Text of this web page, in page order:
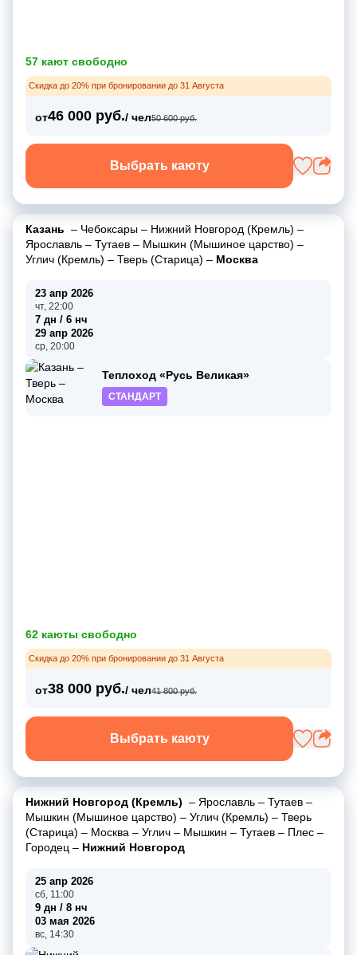
57 кают свободно
Скидка до 20% при бронировании до 31 Августа
от46 000 руб./ чел50 600 руб.
Выбрать каюту
Казань – Чебоксары – Нижний Новгород (Кремль) –
Ярославль – Тутаев – Мышкин (Мышиное царство) –
Углич (Кремль) – Тверь (Старица) – Москва
23 апр 2026
чт, 22:00
7 дн / 6 нч
29 апр 2026
ср, 20:00
Теплоход «Русь Великая»
СТАНДАРТ
62 каюты свободно
Скидка до 20% при бронировании до 31 Августа
от38 000 руб./ чел41 800 руб.
Выбрать каюту
Нижний Новгород (Кремль) – Ярославль – Тутаев –
Мышкин (Мышиное царство) – Углич (Кремль) – Тверь
(Старица) – Москва – Углич – Мышкин – Тутаев – Плес –
Городец – Нижний Новгород
25 апр 2026
сб, 11:00
9 дн / 8 нч
03 мая 2026
вс, 14:30